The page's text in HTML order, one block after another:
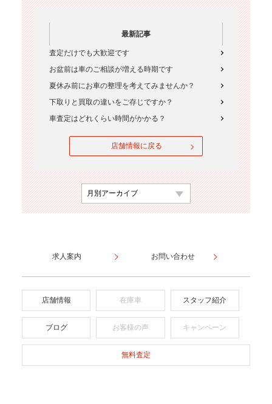
最新記事
査定だけでも大歓迎です
お盆前は車のご相談が増える時期です
夏休み前にお車の整理を考えてみませんか？
下取りと買取の違いをご存じですか？
車査定はどれくらい時間がかかる？
店舗情報に戻る
求人案内 お問い合わせ
店舗情報 在庫車 スタッフ紹介
ブログ お客様の声 キャンペーン
無料査定